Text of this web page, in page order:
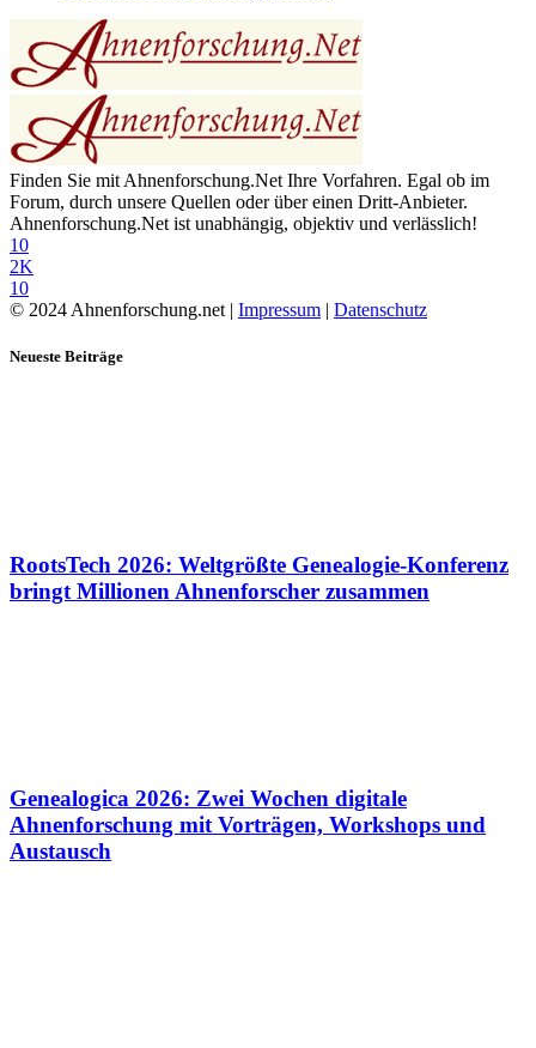
Finden Sie mit Ahnenforschung.Net Ihre Vorfahren. Egal ob im
Forum, durch unsere Quellen oder über einen Dritt-Anbieter.
Ahnenforschung.Net ist unabhängig, objektiv und verlässlich!
10
2K
10
© 2024 Ahnenforschung.net | Impressum | Datenschutz
Neueste Beiträge
RootsTech 2026: Weltgrößte Genealogie-Konferenz
bringt Millionen Ahnenforscher zusammen
Genealogica 2026: Zwei Wochen digitale
Ahnenforschung mit Vorträgen, Workshops und
Austausch